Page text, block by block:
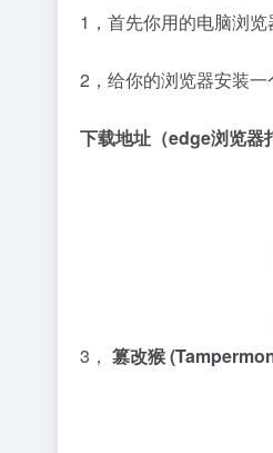
1，首先你用的电脑浏览
2，给你的浏览器安装一
下载地址（edge浏览器
3， 篡改猴